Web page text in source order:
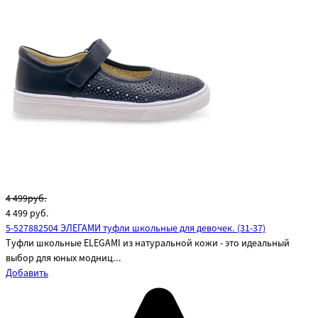
4 499руб.
4 499 руб.
5-527882504 ЭЛЕГАМИ туфли школьные для девочек. (31-37)
Туфли школьные ELEGAMI из натуральной кожи - это идеальный
выбор для юных модниц...
Добавить